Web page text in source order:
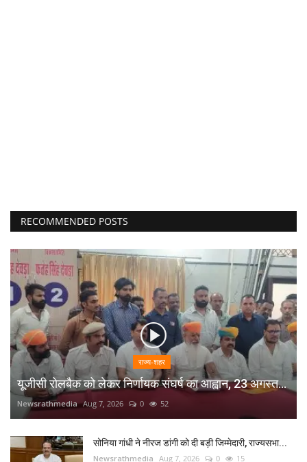
RECOMMENDED POSTS
राज्य-शहर
यूजीसी रोलबैक को लेकर निर्णायक संघर्ष का आह्वान, 23 अगस्त...
Newsrathmedia Aug 7, 2026 0 52
सोनिया गांधी ने नीरज डांगी को दी बड़ी जिम्मेदारी, राज्यसभा...
Newsrathmedia Aug 7, 2026 0 15